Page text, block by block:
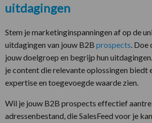
uitdagingen
Stem je marketinginspanningen af op de
uitdagingen van jouw B2B prospects. Doe
jouw doelgroep en begrijp hun
je content die relevante oplossingen biedt
expertise en toegevoegde waarde zien.
Wil je jouw B2B prospects effectief
adressenbestand, die SalesFeed voor je